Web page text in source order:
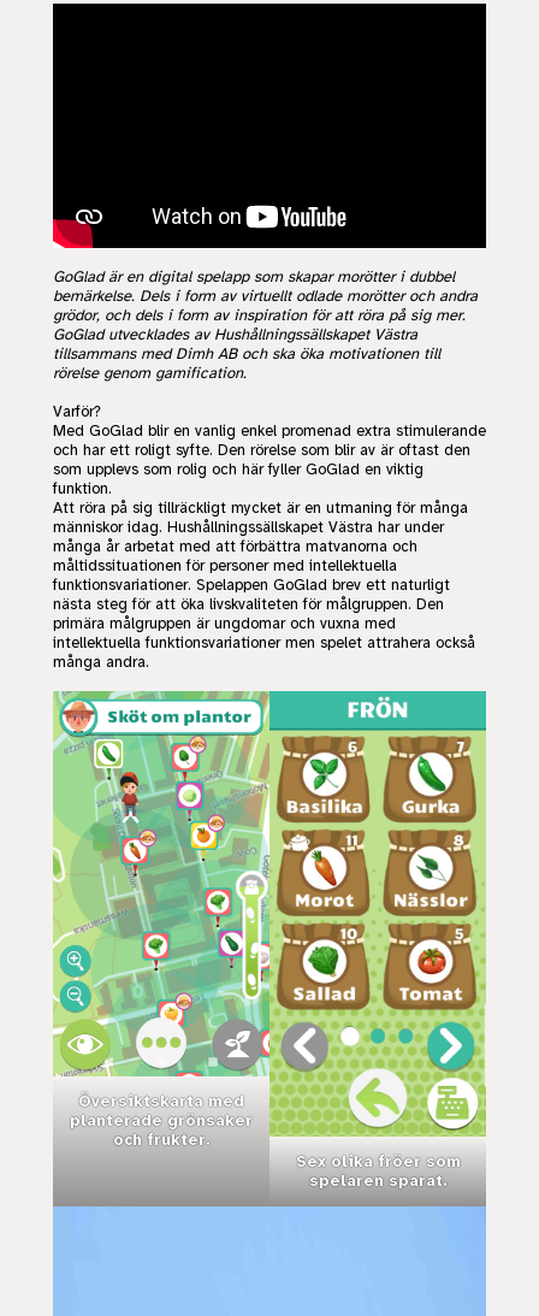
GoGlad är en digital spelapp som skapar morötter i dubbel
bemärkelse. Dels i form av virtuellt odlade morötter och andra
grödor, och dels i form av inspiration för att röra på sig mer.
GoGlad utvecklades av Hushållningssällskapet Västra
tillsammans med Dimh AB och ska öka motivationen till
rörelse genom gamification.
Varför?
Med GoGlad blir en vanlig enkel promenad extra stimulerande
och har ett roligt syfte. Den rörelse som blir av är oftast den
som upplevs som rolig och här fyller GoGlad en viktig
funktion.
Att röra på sig tillräckligt mycket är en utmaning för många
människor idag. Hushållningssällskapet Västra har under
många år arbetat med att förbättra matvanorna och
måltidssituationen för personer med intellektuella
funktionsvariationer. Spelappen GoGlad brev ett naturligt
nästa steg för att öka livskvaliteten för målgruppen. Den
primära målgruppen är ungdomar och vuxna med
intellektuella funktionsvariationer men spelet attrahera också
många andra.
Översiktskarta med
planterade grönsaker
och frukter.
Sex olika fröer som
spelaren sparat.